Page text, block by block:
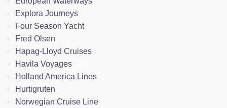
Explora Journeys
Four Season Yacht
Fred Olsen
Hapag-Lloyd Cruises
Havila Voyages
Holland America Lines
Hurtigruten
Norwegian Cruise Line